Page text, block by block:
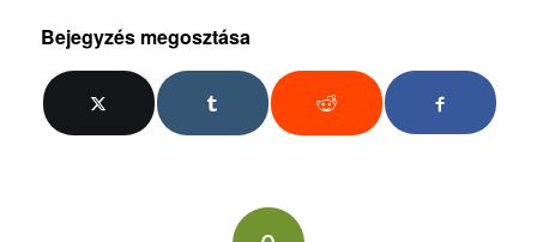
Bejegyzés megosztása